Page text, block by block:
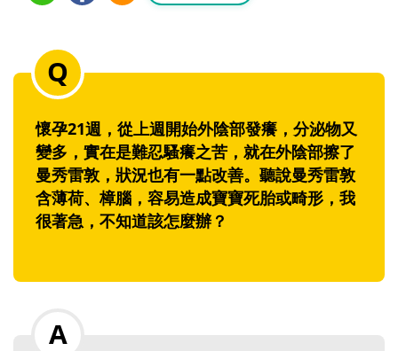
懷孕21週，從上週開始外陰部發癢，分泌物又
變多，實在是難忍騷癢之苦，就在外陰部擦了
曼秀雷敦，狀況也有一點改善。聽說曼秀雷敦
含薄荷、樟腦，容易造成寶寶死胎或畸形，我
很著急，不知道該怎麼辦？